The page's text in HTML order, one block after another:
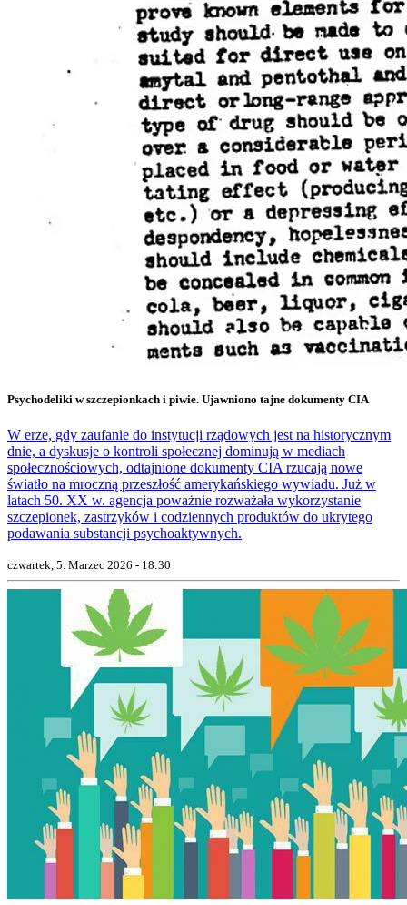
Psychodeliki w szczepionkach i piwie. Ujawniono tajne dokumenty CIA
W erze, gdy zaufanie do instytucji rządowych jest na historycznym
dnie, a dyskusje o kontroli społecznej dominują w mediach
społecznościowych, odtajnione dokumenty CIA rzucają nowe
światło na mroczną przeszłość amerykańskiego wywiadu. Już w
latach 50. XX w. agencja poważnie rozważała wykorzystanie
szczepionek, zastrzyków i codziennych produktów do ukrytego
podawania substancji psychoaktywnych.
czwartek, 5. Marzec 2026 - 18:30